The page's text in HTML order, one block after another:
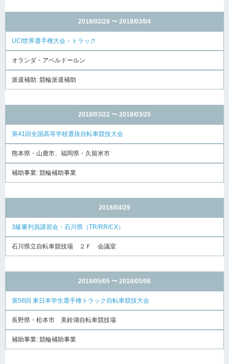
2018/02/28 〜 2018/03/04
UCI世界選手権大会－トラック
オランダ・アペルドールン
派遣補助: 競輪派遣補助
2018/03/22 〜 2018/03/25
第41回全国高等学校選抜自転車競技大会
熊本県・山鹿市、福岡県・久留米市
補助事業: 競輪補助事業
2018/04/29
3級審判員講習会・石川県（TR/RR/CX）
石川県立自転車競技場 ２Ｆ 会議室
2018/05/05 〜 2018/05/06
第58回 東日本学生選手権トラック自転車競技大会
長野県・松本市 美鈴湖⾃転⾞競技場
補助事業: 競輪補助事業